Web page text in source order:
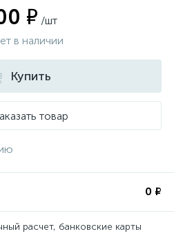
₽ /шт
в наличии
Купить
товар
0 ₽
расчет, банковские карты